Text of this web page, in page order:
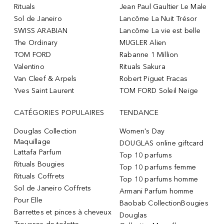
Rituals
Sol de Janeiro
SWISS ARABIAN
The Ordinary
TOM FORD
Valentino
Van Cleef & Arpels
Yves Saint Laurent
Jean Paul Gaultier Le Male
Lancôme La Nuit Trésor
Lancôme La vie est belle
MUGLER Alien
Rabanne 1 Million
Rituals Sakura
Robert Piguet Fracas
TOM FORD Soleil Neige
CATÉGORIES POPULAIRES
Douglas Collection
Maquillage
Lattafa Parfum
Rituals Bougies
Rituals Coffrets
Sol de Janeiro Coffrets
Pour Elle
Barrettes et pinces à cheveux
TENDANCE
Women's Day
DOUGLAS online giftcard
Top 10 parfums
Top 10 parfums femme
Top 10 parfums homme
Armani Parfum homme
Baobab CollectionBougies
Douglas